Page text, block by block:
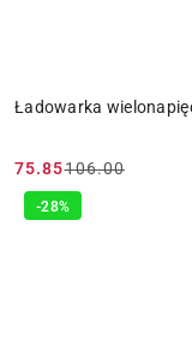
Ładowarka
Cena
promocyjna:
75.85
Cena
przed
106.00
-28%